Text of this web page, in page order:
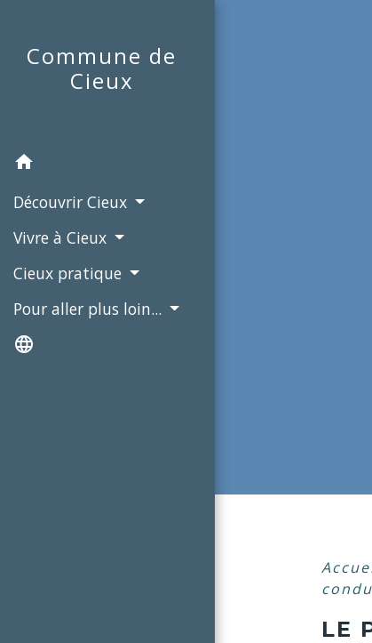
Commune de
Cieux
home
Découvrir Cieux
Vivre à Cieux
Cieux pratique
Pour aller plus loin...
language
LE